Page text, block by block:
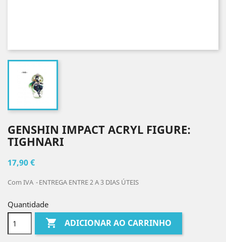
GENSHIN IMPACT ACRYL FIGURE:
TIGHNARI
17,90 €
Com IVA ENTREGA ENTRE 2 A 3 DIAS ÚTEIS
Quantidade
 ADICIONAR AO CARRINHO